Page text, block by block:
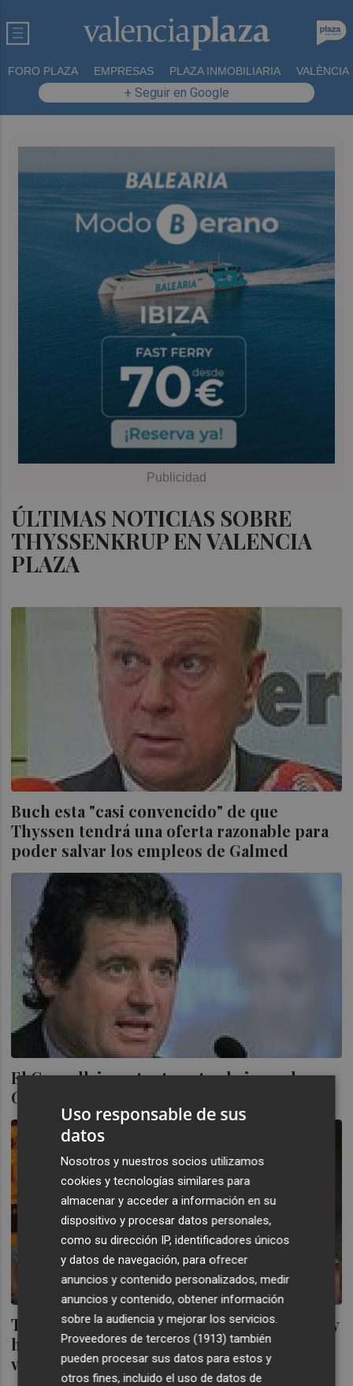
FORO PLAZA EMPRESAS PLAZA INMOBILIARIA VALÈNCIA
+ Seguir en Google
ÚLTIMAS NOTICIAS SOBRE
THYSSENKRUP EN VALENCIA
PLAZA
Buch esta "casi convencido" de que
Thyssen tendrá una oferta razonable para
poder salvar los empleos de Galmed
El Consell, impotente ante el cierre de
Galmed
ThyssenKrupp cierra Galmed en Sagunto y
hiere de muerte al polo industrial
valenciano
Uso responsable de sus
datos
Nosotros y nuestros socios utilizamos
cookies y tecnologías similares para
almacenar y acceder a información en su
dispositivo y procesar datos personales,
como su dirección IP, identificadores únicos
y datos de navegación, para ofrecer
anuncios y contenido personalizados, medir
anuncios y contenido, obtener información
sobre la audiencia y mejorar los servicios.
Proveedores de terceros (1913) también
pueden procesar sus datos para estos y
otros fines, incluido el uso de datos de